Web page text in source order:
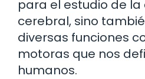
para el estudio de
cerebral, sino
diversas funciones
motoras que nos
humanos.